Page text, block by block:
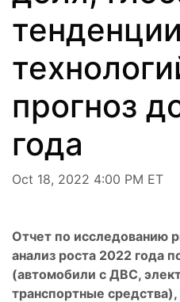
прогноз
года
Oct 18, 2022 4:00 PM ET
Отчет по исследованию
анализ роста 2022 года
(автомобили с ДВС,
транспортные